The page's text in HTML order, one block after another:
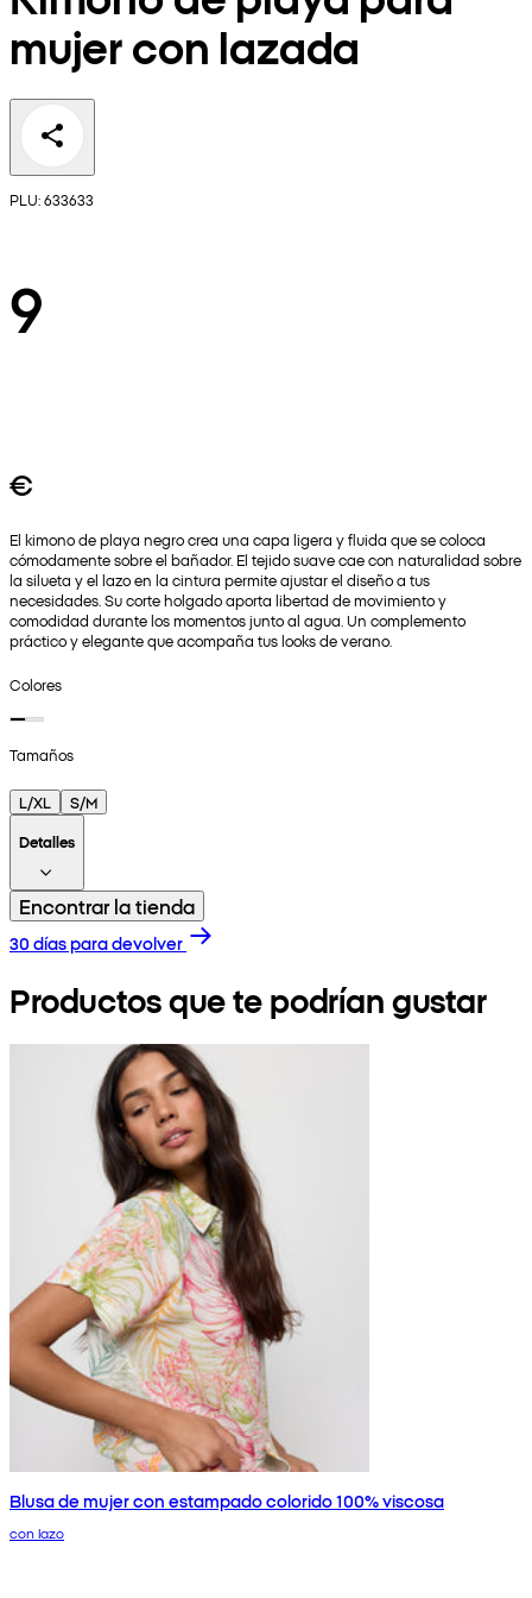
mujer con lazada
PLU: 633633
9
€
El kimono de playa negro crea una capa ligera y fluida que se coloca
cómodamente sobre el bañador. El tejido suave cae con naturalidad sobre
la silueta y el lazo en la cintura permite ajustar el diseño a tus
necesidades. Su corte holgado aporta libertad de movimiento y
comodidad durante los momentos junto al agua. Un complemento
práctico y elegante que acompaña tus looks de verano.
Colores
Tamaños
L/XL
S/M
Detalles
Encontrar la tienda
30 días para devolver
Productos que te podrían gustar
Blusa de mujer con estampado colorido 100% viscosa
con lazo